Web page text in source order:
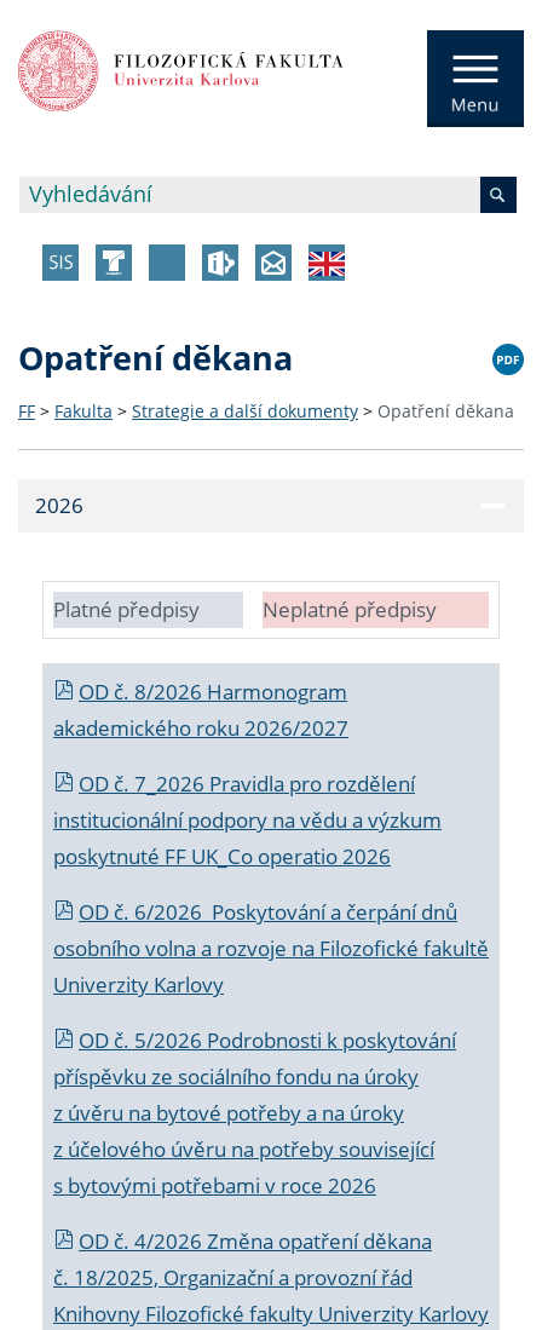
Opatření děkana
FF > Fakulta > Strategie a další dokumenty > Opatření děkana
2026
Platné předpisy Neplatné předpisy
OD č. 8/2026 Harmonogram
akademického roku 2026/2027
OD č. 7_2026 Pravidla pro rozdělení
institucionální podpory na vědu a výzkum
poskytnuté FF UK_Co operatio 2026
OD č. 6/2026 Poskytování a čerpání dnů
osobního volna a rozvoje na Filozofické fakultě
Univerzity Karlovy
OD č. 5/2026 Podrobnosti k poskytování
příspěvku ze sociálního fondu na úroky
z úvěru na bytové potřeby a na úroky
z účelového úvěru na potřeby související
s bytovými potřebami v roce 2026
OD č. 4/2026 Změna opatření děkana
č. 18/2025, Organizační a provozní řád
Knihovny Filozofické fakulty Univerzity Karlovy